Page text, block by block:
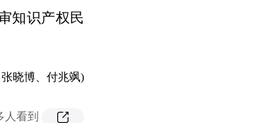
知识产权民
晓博、付兆飒)
人看到